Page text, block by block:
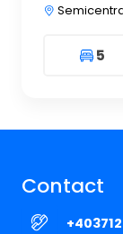
5
Contact